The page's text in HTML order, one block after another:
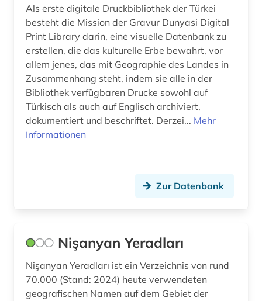
Als erste digitale Druckbibliothek der Türkei
besteht die Mission der Gravur Dunyasi Digital
Print Library darin, eine visuelle Datenbank zu
erstellen, die das kulturelle Erbe bewahrt, vor
allem jenes, das mit Geographie des Landes in
Zusammenhang steht, indem sie alle in der
Bibliothek verfügbaren Drucke sowohl auf
Türkisch als auch auf Englisch archiviert,
dokumentiert und beschriftet. Derzei... Mehr
Informationen
Zur Datenbank
Nişanyan Yeradları
Nişanyan Yeradları ist ein Verzeichnis von rund
70.000 (Stand: 2024) heute verwendeten
geografischen Namen auf dem Gebiet der